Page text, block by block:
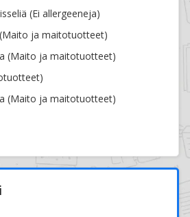
(Ei allergeeneja)
ja maitotuotteet)
(Maito ja maitotuotteet)
(Maito ja maitotuotteet)